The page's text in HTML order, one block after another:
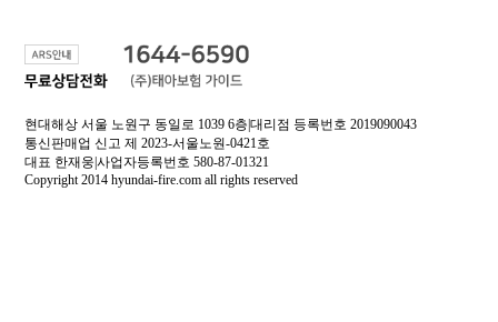
현대해상 서울 노원구 동일로 1039 6층|대리점 등록번호 2019090043
통신판매업 신고 제 2023-서울노원-0421호
대표 한재웅|사업자등록번호 580-87-01321
Copyright 2014 hyundai-fire.com all rights reserved